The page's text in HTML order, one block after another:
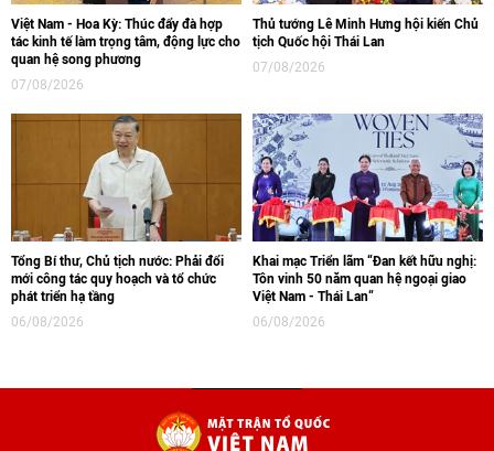
Việt Nam - Hoa Kỳ: Thúc đẩy đà hợp
tác kinh tế làm trọng tâm, động lực cho
quan hệ song phương
07/08/2026
Thủ tướng Lê Minh Hưng hội kiến Chủ
tịch Quốc hội Thái Lan
07/08/2026
Tổng Bí thư, Chủ tịch nước: Phải đổi
mới công tác quy hoạch và tổ chức
phát triển hạ tầng
06/08/2026
Khai mạc Triển lãm “Đan kết hữu nghị:
Tôn vinh 50 năm quan hệ ngoại giao
Việt Nam - Thái Lan“
06/08/2026